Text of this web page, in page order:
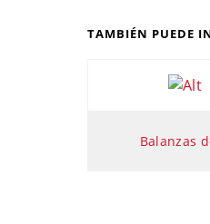
TAMBIÉN PUEDE
Balanzas